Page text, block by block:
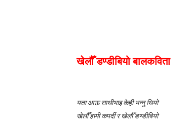
पालोः लघुकथा
लघुकथाः स्वार्थी सम्झौता
खेलौँ डण्डीबियो बालकविता
यता आऊ साथीभाइ केही भन्नु थियो
खेलौँ हामी कपर्दी र खेलौँ डण्डीबियो